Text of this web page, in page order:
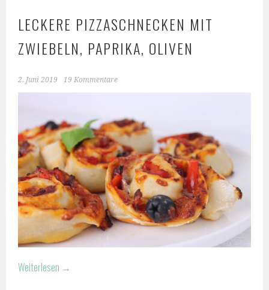
LECKERE PIZZASCHNECKEN MIT
ZWIEBELN, PAPRIKA, OLIVEN
2. Juni 2019 19 Kommentare
Weiterlesen →